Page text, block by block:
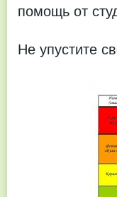
помощь от
Не упустите